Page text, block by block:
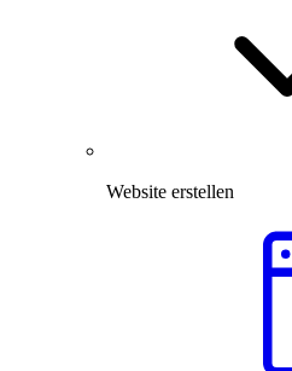
Website erstellen